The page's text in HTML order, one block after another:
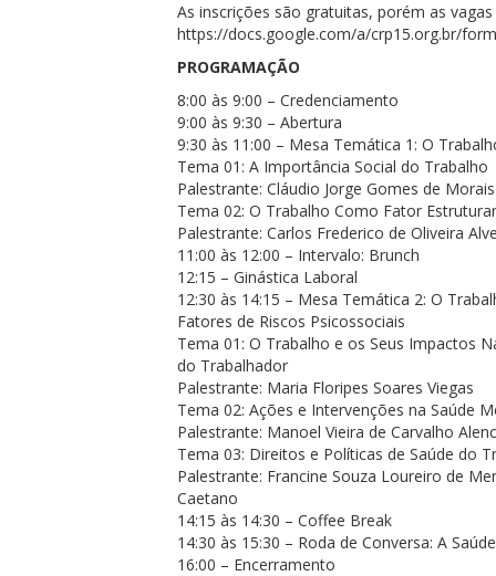
As inscrições são gratuitas, porém as
https://docs.google.com/a/crp15.org.br/
PROGRAMAÇÃO
8:00 às 9:00 – Credenciamento
9:00 às 9:30 – Abertura
9:30 às 11:00 – Mesa Temática 1: O
Tema 01: A Importância Social do Trabalho
Palestrante: Cláudio Jorge Gomes de Morais
Tema 02: O Trabalho Como Fator
Palestrante: Carlos Frederico de Oliveira
11:00 às 12:00 – Intervalo: Brunch
12:15 – Ginástica Laboral
12:30 às 14:15 – Mesa Temática 2: O
Fatores de Riscos Psicossociais
Tema 01: O Trabalho e os Seus Impactos
do Trabalhador
Palestrante: Maria Floripes Soares Viegas
Tema 02: Ações e Intervenções na Saúde
Palestrante: Manoel Vieira de Carvalho
Tema 03: Direitos e Políticas de Saúde do
Palestrante: Francine Souza Loureiro de
Caetano
14:15 às 14:30 – Coffee Break
14:30 às 15:30 – Roda de Conversa: A
16:00 – Encerramento